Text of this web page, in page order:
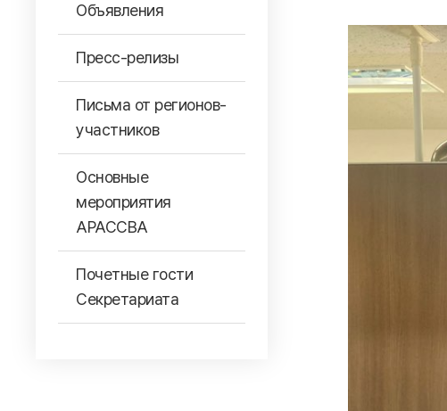
Объявления
Пресс-релизы
Письма от регионов-
участников
Основные
мероприятия
АРАССВА
Почетные гости
Секретариата